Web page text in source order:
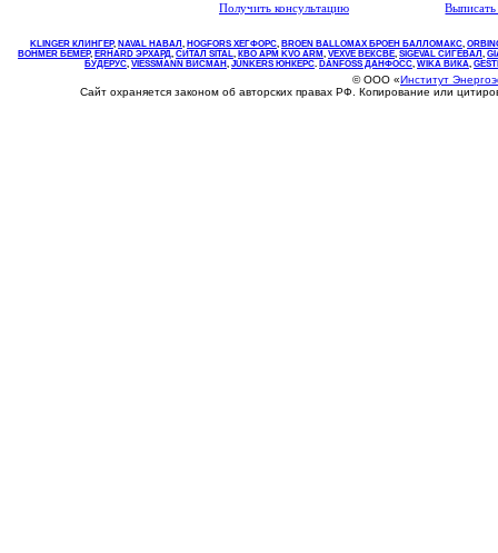
Получить консультацию
KLINGER КЛИНГЕР, NAVAL НАВАЛ , НOGFORS ХЕГФОРС, BROEN BALLOMAX БРОЕН БАЛЛОМАКС,
BOHMER БЕМЕР, ERHARD ЭРХАРД, СИТАЛ SITAL, КВО АРМ KVO ARM, VEXVE ВЕКСВЕ, SIGEVAL СИГЕВАЛ ,
БУДЕРУС, VIESSMANN ВИСМАН , JUNKERS ЮНКЕРС. DANFOSS ДАНФОСС, WIKA ВИКА,
© ООО «Институт
Сайт охраняется законом об авторских правах РФ. Копирование или